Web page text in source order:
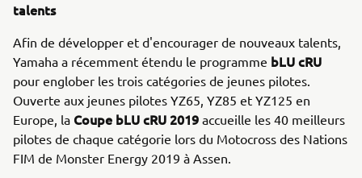
talents
Afin de développer et d'encourager de nouveaux talents,
Yamaha a récemment étendu le programme bLU cRU
pour englober les trois catégories de jeunes pilotes.
Ouverte aux jeunes pilotes YZ65, YZ85 et YZ125 en
Europe, la Coupe bLU cRU 2019 accueille les 40 meilleurs
pilotes de chaque catégorie lors du Motocross des Nations
FIM de Monster Energy 2019 à Assen.